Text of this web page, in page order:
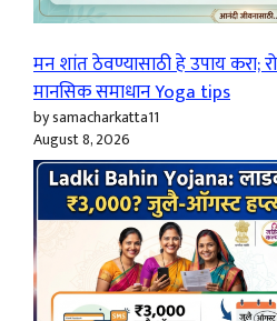
मन शांत ठेवण्यासाठी हे उपाय करा;
मानसिक समाधान Yoga tips
by samacharkatta11
August 8, 2026